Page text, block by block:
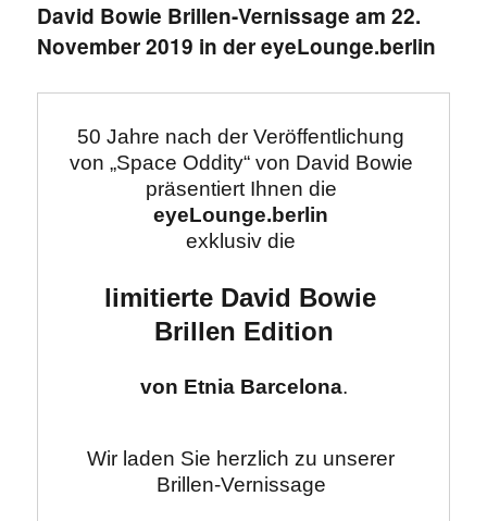
David Bowie Brillen-Vernissage am 22.
November 2019 in der eyeLounge.berlin
50 Jahre nach der Veröffentlichung
von „Space Oddity“ von David Bowie
eyeLounge.berlin
exklusiv die
limitierte David Bowie
Brillen Edition
von Etnia Barcelona
Wir laden Sie herzlich zu unserer
Brillen-Vernissage